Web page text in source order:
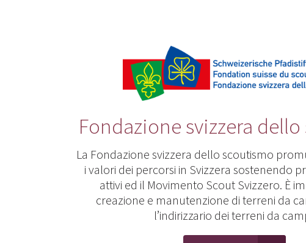
Fondazione svizzera
La Fondazione svizzera dello scoutismo
i valori dei percorsi in Svizzera sostenendo
attivi ed il Movimento Scout Svizzero. È
creazione e manutenzione di terreni da
l’indirizzario dei terreni da